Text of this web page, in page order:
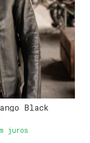
Black
juros